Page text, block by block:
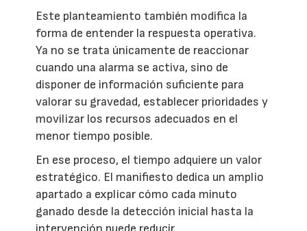
Este planteamiento también modifica la
forma de entender la respuesta operativa.
Ya no se trata únicamente de reaccionar
cuando una alarma se activa, sino de
disponer de información suficiente para
valorar su gravedad, establecer prioridades y
movilizar los recursos adecuados en el
menor tiempo posible.
En ese proceso, el tiempo adquiere un valor
estratégico. El manifiesto dedica un amplio
apartado a explicar cómo cada minuto
ganado desde la detección inicial hasta la